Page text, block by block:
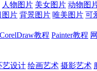
人物图片 美女图片 动物图
图片 背景图片 唯美图片 可
CorelDraw教程 Painter教程
艺设计 绘画艺术 摄影艺术